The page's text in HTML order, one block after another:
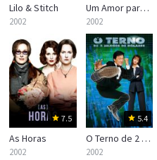
Lilo & Stitch
2002
Um Amor para Recordar
2002
7.5
As Horas
2002
5.4
O Terno de 2 Bilhões de Dólares
2002